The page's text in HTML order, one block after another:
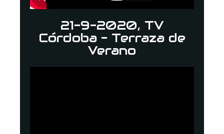
21-9-2020, TV
Córdoba - Terraza de
Verano